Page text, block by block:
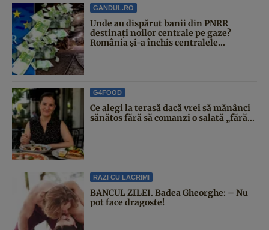
GANDUL.RO
Unde au dispărut banii din PNRR
destinați noilor centrale pe gaze?
România și-a închis centralele...
G4FOOD
Ce alegi la terasă dacă vrei să mănânci
sănătos fără să comanzi o salată „fără...
RAZI CU LACRIMI
BANCUL ZILEI. Badea Gheorghe: – Nu
pot face dragoste!